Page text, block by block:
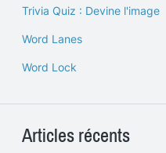
Trivia Quiz : Devine l'image
Word Lanes
Word Lock
Articles récents